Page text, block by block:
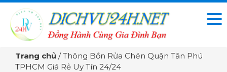
Trang chủ /Thông Bồn Rửa Chén Quận Tân Phú
TPHCM Giá Rẻ Uy Tín 24/24